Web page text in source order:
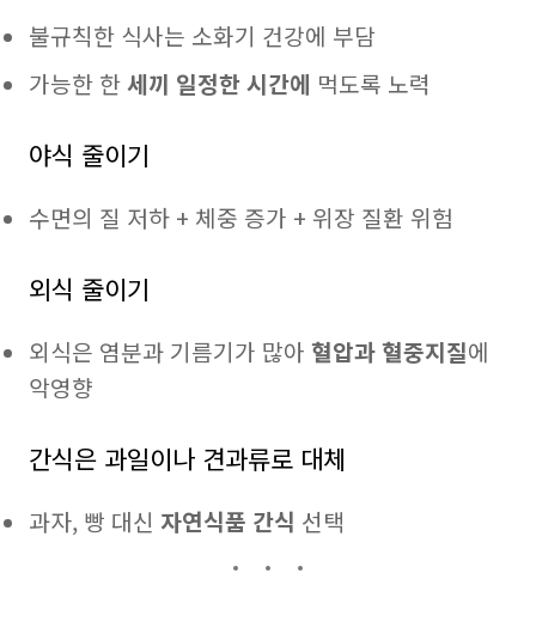
불규칙한 식사는 소화기 건강에 부담
가능한 한세끼 일정한 시간에 먹도록 노력
야식 줄이기
수면의 질 저하 + 체중 증가 + 위장 질환 위험
외식 줄이기
외식은 염분과 기름기가 많아 혈압과 혈중지질에
악영향
간식은 과일이나 견과류로 대체
과자, 빵 대신 자연식품 간식 선택